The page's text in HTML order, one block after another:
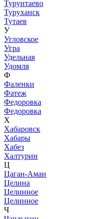
Турунтаево
Туруханск
Тутаев
У
Угловское
Угра
Удельная
Удомля
Ф
Фаленки
Фатеж
Федоровка
Федоровка
Х
Хабаровск
Хабары
Хабез
Халтурин
Ц
Цаган-Аман
Целина
Целинное
Целинное
Ч